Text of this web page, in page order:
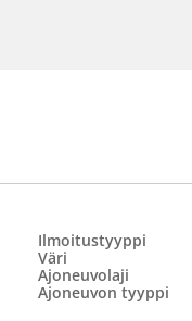
Ilmoitustyyppi
Väri
Ajoneuvolaji
Ajoneuvon tyyppi